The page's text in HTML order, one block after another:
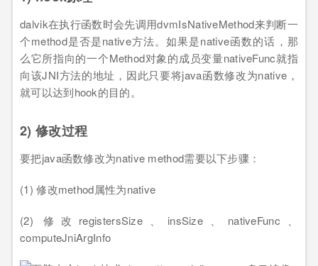
dalvik在执行函数时会先调用dvmIsNativeMethod来判断一
个method是否是native方法。如果是native函数的话，那
么它所指向的一个Method对象的成员变量nativeFunc就指
向该JNI方法的地址，因此只要将java函数修改为native，
就可以达到hook的目的。
2) 修改过程
要把java函数修改为native method需要以下步骤：
(1) 修改method属性为native
(2) 修改registersSize、insSize、nativeFunc、
computeJniArgInfo